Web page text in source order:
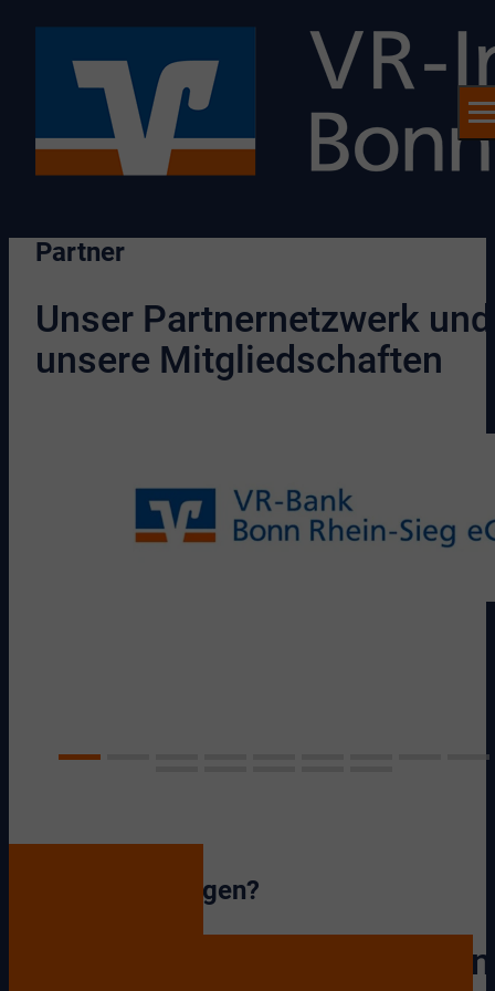
Partner
Unser Partnernetzwerk und
unsere Mitgliedschaften
Haben Sie Fragen?
Nehmen Sie Kontakt mit